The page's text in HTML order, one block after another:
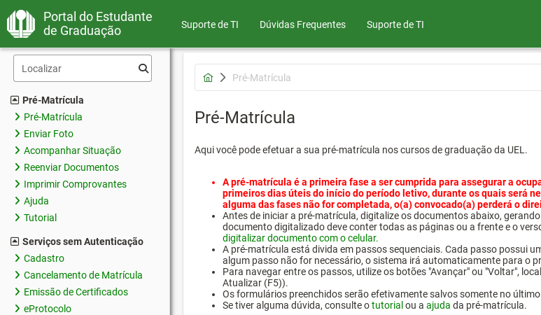
Portal do Estudante
de Graduação
Suporte de TI Dúvidas Frequentes Suporte de TI
Pré-Matrícula
Pré-Matrícula
Enviar Foto
Acompanhar Situação
Reenviar Documentos
Imprimir Comprovantes
Ajuda
Tutorial
Serviços sem Autenticação
Cadastro
Cancelamento de Matrícula
Emissão de Certificados
eProtocolo
Pré-Matrícula
Pré-Matrícula
Aqui você pode efetuar a sua pré-matrícula nos cursos de graduação da UEL.
A pré-matrícula é a primeira fase a ser cumprida para assegurar a
primeiros dias úteis do início do período letivo, durante os quais será
alguma das fases não for completada, o(a) convocado(a) perderá o
Antes de iniciar a pré-matrícula, digitalize os documentos abaixo,
documento digitalizado deve conter todas as páginas ou a frente e o
digitalizar documento com o celular.
A pré-matrícula está divida em passos sequenciais. Cada passo possui
algum passo não for necessário, o sistema irá automaticamente para o
Para navegar entre os passos, utilize os botões "Avançar" ou "Voltar",
Atualizar (F5)).
Os formulários preenchidos serão efetivamente salvos somente no
Se tiver alguma dúvida, consulte otutorial ou a ajuda da pré-matrícula.